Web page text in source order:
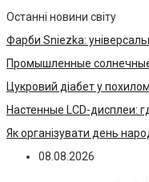
Останні новини світу
Фарби Sniezka:
Промышленные
Цукровий діабет у
Настенные LCD-дисплеи:
Як організувати день
08.08.2026